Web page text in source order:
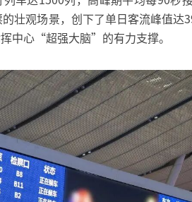
壮观场景，创下了单日客流峰值达
中心“超强大脑”的有力支撑。